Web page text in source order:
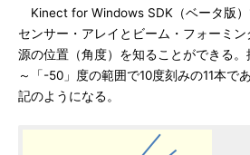
Kinect for Windows SDK（ベータ版）
センサー・アレイとビーム・フォーミ
源の位置（角度）を知ることができる。
～「-50」度の範囲で10度刻みの11本で
記のようになる。